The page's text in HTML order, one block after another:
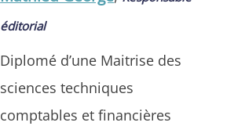
éditorial
Diplomé d’une Maitrise des
sciences techniques
comptables et financières